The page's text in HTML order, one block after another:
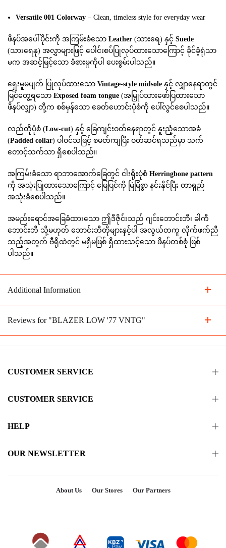
Versatile 001 Colorway – Clean, timeless style for everyday wear
ဖိနပ်အပေါ်ပိုင်းကို အကြမ်းခံသော Leather (သားရေ) နှင့် Suede
(သားရေနု) အလွှာများဖြင့် ပေါင်းစပ်ပြုလုပ်ထားသောကြောင့် ခိုင်ခံ့ရုံသာ
မက အဆင့်မြင့်သော ခံစားမှုကိုပါ ပေးစွမ်းပါသည်။
ရှေးမူမပျက် ပြုလုပ်ထားသော Vintage-style midsole နှင့် လျှာနေရာတွင်
မြင်တွေ့ရသော Exposed foam tongue (အမြှုပ်သားဖော်ပြထားသော
ဖိနပ်လျှာ) တို့က စစ်မှန်သော ခေတ်ဟောင်းပုံစံကို ပေါ်လွင်စေပါသည်။
လည်တိုပုံစံ (Low-cut) နှင့် ခြေကျင်းဝတ်နေရာတွင် နူးညံ့သောအခံ
(Padded collar) ပါဝင်သဖြင့် စမတ်ကျပြီး ဝတ်ဆင်ရသည်မှာ သက်
တောင့်သက်သာ ရှိစေပါသည်။
အကြမ်းခံသော ရာဘာအောက်ခြေတွင် ငါးရိုးပုံစံ Herringbone pattern
ကို အသုံးပြုထားသောကြောင့် မြေပြင်ကို မြဲမြံစွာ နင်းနိုင်ပြီး တာရှည်
အသုံးခံစေပါသည်။
အမည်းရောင်အခြေခံထားသော ဤဒီဇိုင်းသည် ဂျင်းဘောင်းဘီ၊ ခါကီ
ဘောင်းဘီ သို့မဟုတ် ဘောင်းဘီတိုများနှင့်ပါ အလွယ်တကူ လိုက်ဖက်ညီ
သည့်အတွက် ဗီရိုထဲတွင် မရှိမဖြစ် ရှိထားသင့်သော ဖိနပ်တစ်စုံ ဖြစ်
ပါသည်။
Additional Information
Reviews for "BLAZER LOW '77 VNTG"
CUSTOMER SERVICE
CUSTOMER SERVICE
HELP
OUR NEWSLETTER
About Us Our Stores Our Partners